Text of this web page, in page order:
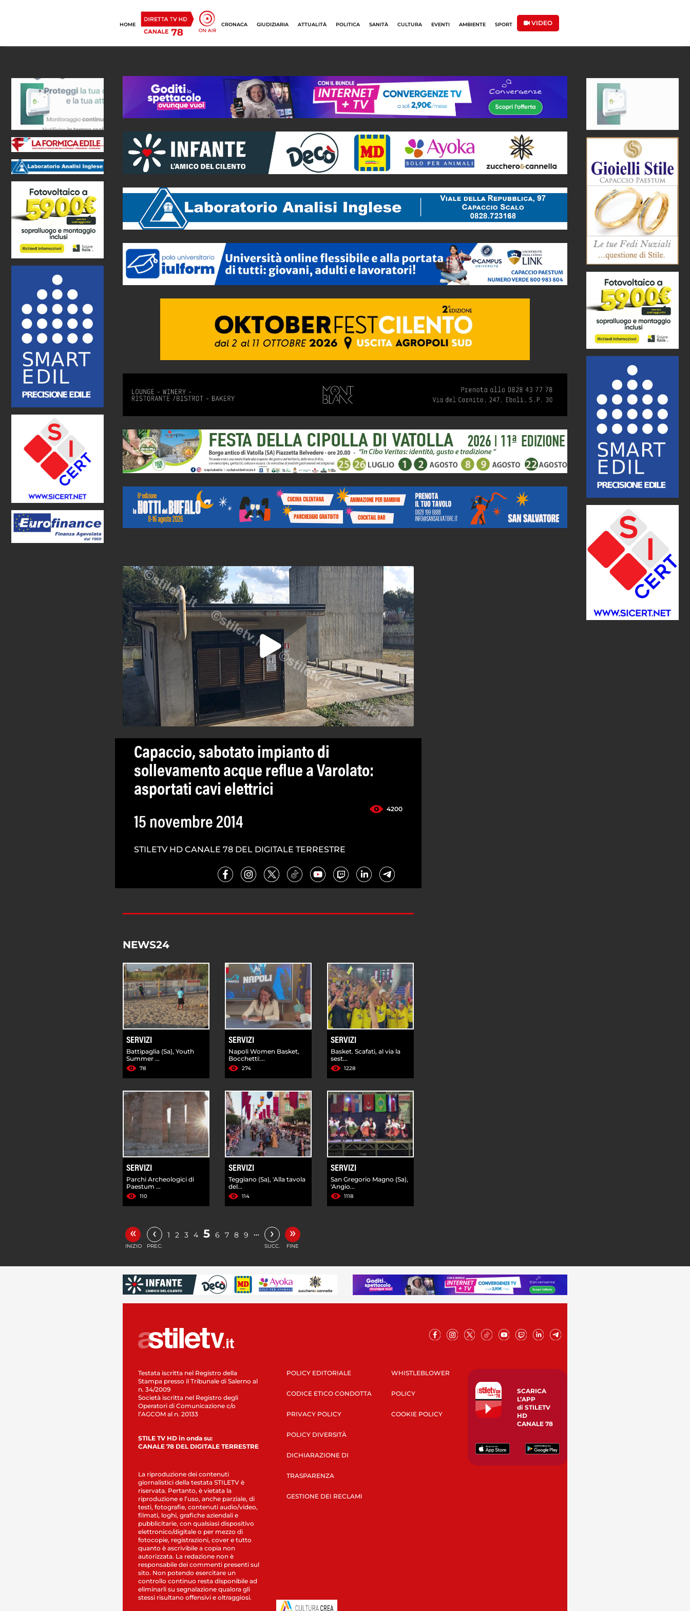
HOME CRONACA GIUDIZIARIA ATTUALITÀ POLITICA SANITÀ CULTURA EVENTI AMBIENTE SPORT VIDEO
Capaccio, sabotato impianto di
sollevamento acque reflue a Varolato:
asportati cavi elettrici
4200
15 novembre 2014
STILETV HD CANALE 78 DEL DIGITALE TERRESTRE
NEWS24
SERVIZI
Battipaglia (Sa), Youth
Summer ...
78
SERVIZI
Napoli Women Basket,
Bocchetti:...
274
SERVIZI
Basket. Scafati, al via la
sest...
1228
SERVIZI
Parchi Archeologici di
Paestum ...
110
SERVIZI
Teggiano (Sa), 'Alla tavola
del...
114
SERVIZI
San Gregorio Magno (Sa),
'Angio...
1118
«
INIZIO
‹
PREC.
1 2 3 4 5 6 7 8 9 … ›
SUCC.
»
FINE
Testata iscritta nel Registro della
Stampa presso il Tribunale di Salerno al
n. 34/2009
Società iscritta nel Registro degli
Operatori di Comunicazione c/o
l’AGCOM al n. 20133
STILE TV HD in onda su:
CANALE 78 DEL DIGITALE TERRESTRE
La riproduzione dei contenuti
giornalistici della testata STILETV è
riservata. Pertanto, è vietata la
riproduzione e l’uso, anche parziale, di
testi, fotografie, contenuti audio/video,
filmati, loghi, grafiche aziendali e
pubblicitarie, con qualsiasi dispositivo
elettronico/digitale o per mezzo di
fotocopie, registrazioni, cover e tutto
quanto è ascrivibile a copia non
autorizzata. La redazione non è
responsabile dei commenti presenti sul
sito. Non potendo esercitare un
controllo continuo resta disponibile ad
eliminarli su segnalazione qualora gli
stessi risultano offensivi e oltraggiosi.
POLICY EDITORIALE
CODICE ETICO CONDOTTA
PRIVACY POLICY
POLICY DIVERSITÀ
DICHIARAZIONE DI
TRASPARENZA
GESTIONE DEI RECLAMI
WHISTLEBLOWER
POLICY
COOKIE POLICY
SCARICA
L’APP
di STILETV
HD
CANALE 78